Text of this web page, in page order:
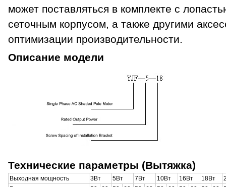
может поставляться в комплекте с
сеточным корпусом, а также другими
оптимизации производительности.
Описание модели
Технические параметры (Вытяжка)
Выходная мощность 3Вт 5Вт 7Вт 10Вт 16Вт 18Вт